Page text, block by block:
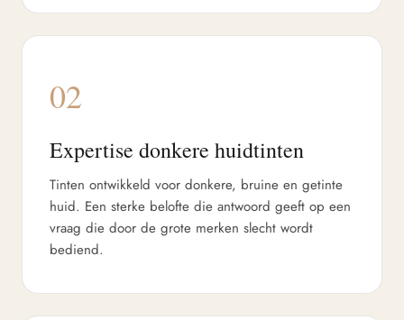
02
Expertise donkere huidtinten
Tinten ontwikkeld voor donkere, bruine en getinte
huid. Een sterke belofte die antwoord geeft op een
vraag die door de grote merken slecht wordt
bediend.